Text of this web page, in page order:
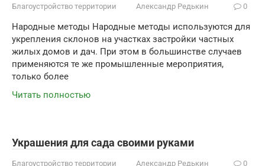
Благоустройство территории Александр Редькин 0
Народные методы Народные методы используются для
укрепления склонов на участках застройки частных
жилых домов и дач. При этом в большинстве случаев
применяются те же промышленные мероприятия,
только более
Читать полностью
Украшения для сада своими руками
Благоустройство территории Александр Редькин 0